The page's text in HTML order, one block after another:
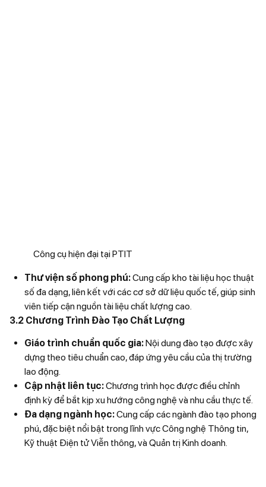
Công cụ hiện đại tại PTIT
Thư viện số phong phú:Cung cấp kho tài liệu học thuật
số đa dạng, liên kết với các cơ sở dữ liệu quốc tế, giúp sinh
viên tiếp cận nguồn tài liệu chất lượng cao.
3.2 Chương Trình Đào Tạo Chất Lượng
Giáo trình chuẩn quốc gia:Nội dung đào tạo được xây
dựng theo tiêu chuẩn cao, đáp ứng yêu cầu của thị trường
lao động.
Cập nhật liên tục:Chương trình học được điều chỉnh
định kỳ để bắt kịp xu hướng công nghệ và nhu cầu thực tế.
Đa dạng ngành học:Cung cấp các ngành đào tạo phong
phú, đặc biệt nổi bật trong lĩnh vực Công nghệ Thông tin,
Kỹ thuật Điện tử Viễn thông, và Quản trị Kinh doanh.